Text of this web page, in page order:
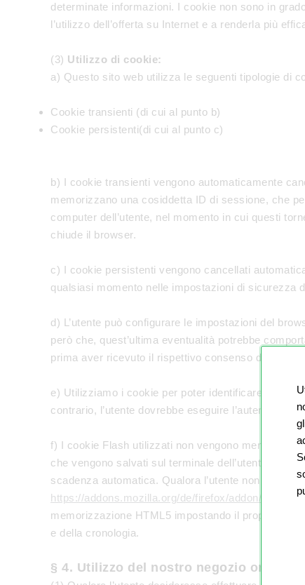
determinate informazioni. I cookie non sono in
l’utilizzo dell’offerta su Internet e a renderla più
(3) Utilizzo di cookie:
a) Questo sito web utilizza le seguenti tipologie di
Cookie transienti (di cui al punto b)
Cookie persistenti(di cui al punto c)
b) I cookie transienti vengono automaticamente
memorizzano una cosiddetta ID di sessione, che
computer dell’utente, nel momento in cui questi
chiude il browser.
c) I cookie persistenti vengono cancellati
qualsiasi momento nelle impostazioni di sicurezza
d) L’utente può configurare le impostazioni del
però che, quest’ultima eventualità potrebbe
prima aver ricevuto il rispettivo consenso da parte
e) Utilizziamo i cookie per poter identificare
contrario, l’utente dovrebbe eseguire
f) I cookie Flash utilizzati non vengono
che vengono salvati sul terminale dell’utente.
scadenza automatica. Qualora l’utente non
https://addons.mozilla.org/de/firefox/addon/
memorizzazione HTML5 impostando il proprio
e della cronologia.
§ 4. Utilizzo del nostro negozio online